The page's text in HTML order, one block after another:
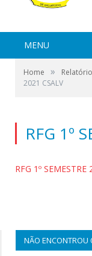
MENU
Home »
2021 CSALV
RFG 1º
RFG 1º SEMESTRE
NÃO ENCONTROU